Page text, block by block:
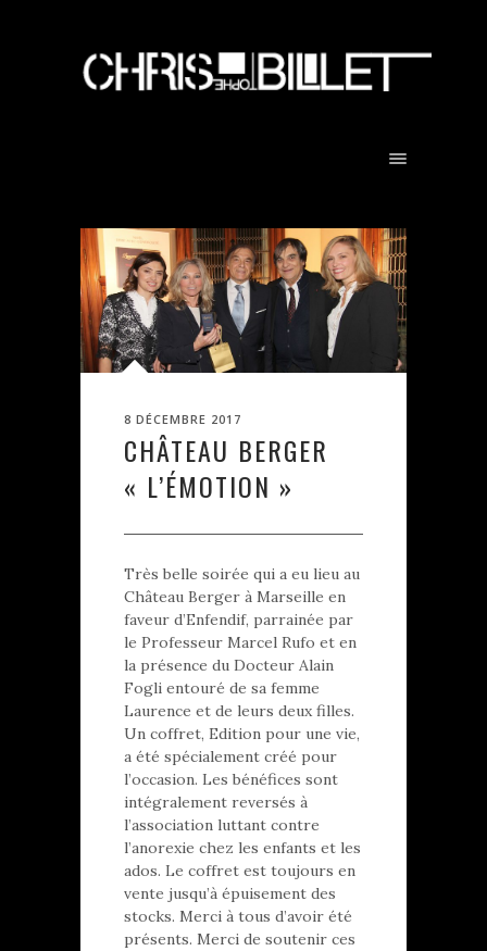
8 DÉCEMBRE 2017
CHÂTEAU BERGER
« L’ÉMOTION »
Très belle soirée qui a eu lieu au
Château Berger à Marseille en
faveur d’Enfendif, parrainée par
le Professeur Marcel Rufo et en
la présence du Docteur Alain
Fogli entouré de sa femme
Laurence et de leurs deux filles.
Un coffret, Edition pour une vie,
a été spécialement créé pour
l’occasion. Les bénéfices sont
intégralement reversés à
l’association luttant contre
l’anorexie chez les enfants et les
ados. Le coffret est toujours en
vente jusqu’à épuisement des
stocks. Merci à tous d’avoir été
présents. Merci de soutenir ces